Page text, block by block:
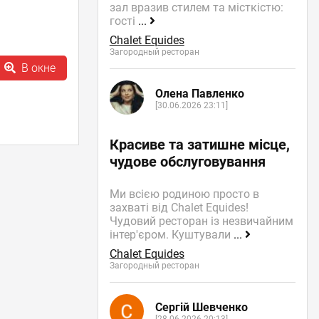
В окне
зал вразив стилем та місткістю:
гості ...
Chalet Equides
Загородный ресторан
Олена Павленко
[30.06.2026 23:11]
Красиве та затишне місце,
чудове обслуговування
Ми всією родиною просто в
захваті від Chalet Equides!
Чудовий ресторан із незвичайним
інтер'єром. Куштували ...
Chalet Equides
Загородный ресторан
Сергій Шевченко